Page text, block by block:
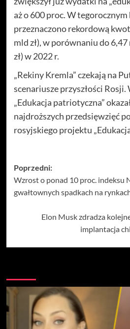
aż o 600 proc. W tegorocznym
przeznaczono rekordową
mld zł), w porównaniu do
zł) w 2022 r.
„Rekiny Kremla” czekają na
scenariusze przyszłości
„Edukacja patriotyczna”
najdroższych przedsięwzięć
rosyjskiego projektu
Zobacz
wpisy
Poprzedni:
Wzrost o ponad 10 proc. indeksu
gwałtownych spadkach na
Elon Musk zdradza
implantacja